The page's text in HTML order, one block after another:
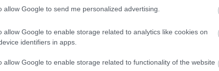
allow Google to send me personalized advertising.
allow Google to enable storage related to analytics like cookies on
identifiers in apps.
allow Google to enable storage related to functionality of the website
játék